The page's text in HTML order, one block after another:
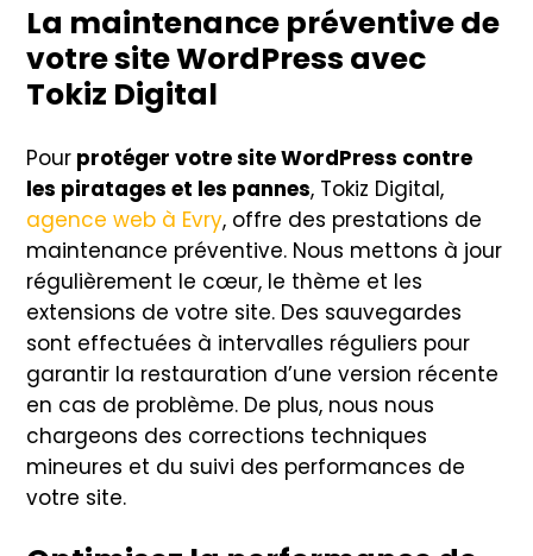
La maintenance préventive de
votre site WordPress avec
Tokiz Digital
Pour protéger votre site WordPress contre
les piratages et les pannes, Tokiz Digital,
agence web à Evry, offre des prestations de
maintenance préventive. Nous mettons à jour
régulièrement le cœur, le thème et les
extensions de votre site. Des sauvegardes
sont effectuées à intervalles réguliers pour
garantir la restauration d’une version récente
en cas de problème. De plus, nous nous
chargeons des corrections techniques
mineures et du suivi des performances de
votre site.